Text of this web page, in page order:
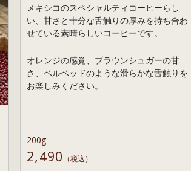
メキシコのスペシャルティコーヒーらし
い、甘さと十分な舌触りの厚みを持ち合わ
せている素晴らしいコーヒーです。
オレンジの感覚、ブラウンシュガーの甘
さ、ベルベッドのような滑らかな舌触りを
お楽しみください。
200g
2,490 （税込）